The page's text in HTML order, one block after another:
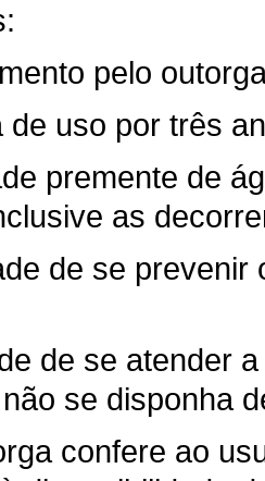
pelo
de uso por três
premente de
as
de se
de se atender
se disponha
confere ao